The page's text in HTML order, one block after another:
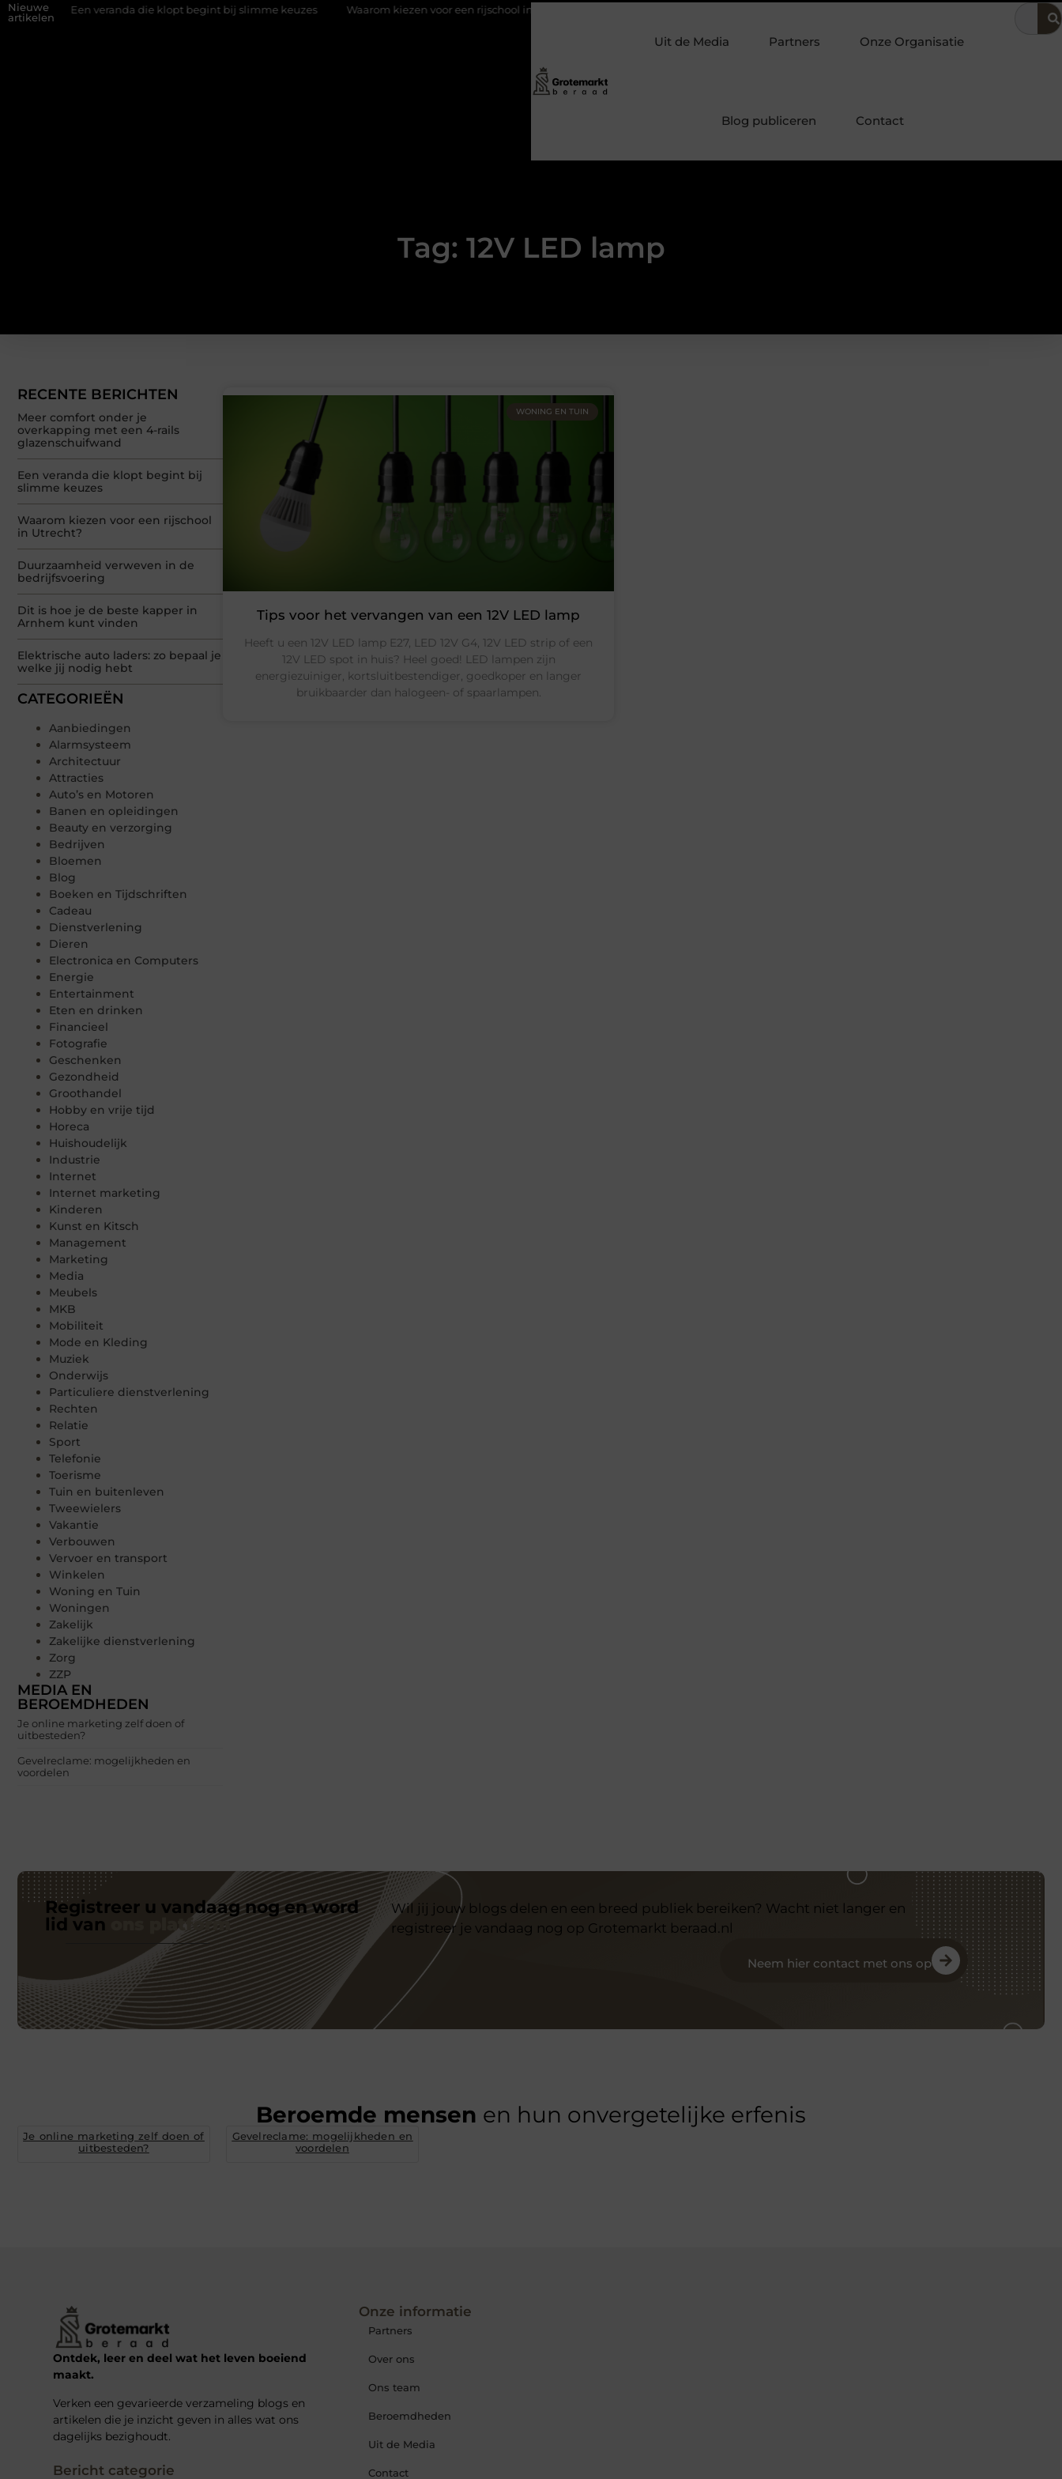
Nieuwe
artikelen
Een veranda die klopt begint bij slimme keuzes Waarom kiezen voor een rijschool in Utrecht? Dit is hoe je de beste kapper in Arnhem
Uit de Media Partners Onze Organisatie
Blog publiceren Contact
Tag: 12V LED lamp
RECENTE BERICHTEN
Meer comfort onder je
overkapping met een 4-rails
glazenschuifwand
Een veranda die klopt begint bij
slimme keuzes
Waarom kiezen voor een rijschool
in Utrecht?
Duurzaamheid verweven in de
bedrijfsvoering
Dit is hoe je de beste kapper in
Arnhem kunt vinden
Elektrische auto laders: zo bepaal je
welke jij nodig hebt
CATEGORIEËN
Aanbiedingen
Alarmsysteem
Architectuur
Attracties
Auto’s en Motoren
Banen en opleidingen
Beauty en verzorging
Bedrijven
Bloemen
Blog
Boeken en Tijdschriften
Cadeau
Dienstverlening
Dieren
Electronica en Computers
Energie
Entertainment
Eten en drinken
Financieel
Fotografie
Geschenken
Gezondheid
Groothandel
Hobby en vrije tijd
Horeca
Huishoudelijk
Industrie
Internet
Internet marketing
Kinderen
Kunst en Kitsch
Management
Marketing
Media
Meubels
MKB
Mobiliteit
Mode en Kleding
Muziek
Onderwijs
Particuliere dienstverlening
Rechten
Relatie
Sport
Telefonie
Toerisme
Tuin en buitenleven
Tweewielers
Vakantie
Verbouwen
Vervoer en transport
Winkelen
Woning en Tuin
Woningen
Zakelijk
Zakelijke dienstverlening
Zorg
ZZP
MEDIA EN
BEROEMDHEDEN
Je online marketing zelf doen of
uitbesteden?
Gevelreclame: mogelijkheden en
voordelen
WONING EN TUIN
Tips voor het vervangen van een 12V LED lamp
Heeft u een 12V LED lamp E27, LED 12V G4, 12V LED strip of een
12V LED spot in huis? Heel goed! LED lampen zijn
energiezuiniger, kortsluitbestendiger, goedkoper en langer
bruikbaarder dan halogeen- of spaarlampen.
Registreer u vandaag nog en word
lid van
ons platform
Wil jij jouw blogs delen en een breed publiek bereiken? Wacht niet langer en
registreer je vandaag nog op Grotemarkt beraad.nl
Neem hier contact met ons op
Beroemde mensen en hun onvergetelijke erfenis
Je online marketing zelf doen of
uitbesteden?
Gevelreclame: mogelijkheden en
voordelen
Ontdek, leer en deel wat het leven boeiend
maakt.
Verken een gevarieerde verzameling blogs en
artikelen die je inzicht geven in alles wat ons
dagelijks bezighoudt.
Bericht categorie
Onze informatie
Partners
Over ons
Ons team
Beroemdheden
Uit de Media
Contact